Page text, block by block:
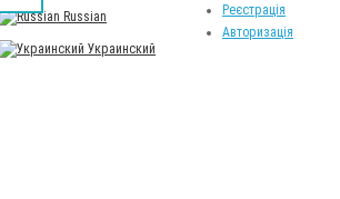
Реєстрація
Авторизація
Russian
Украинский